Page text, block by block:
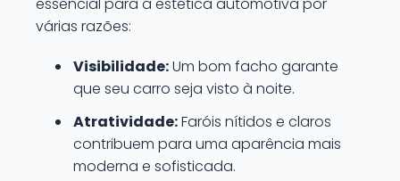
várias razões:
Visibilidade:Um bom facho garante
que seu carro seja visto à noite.
Atratividade:Faróis nítidos e claros
contribuem para uma aparência mais
moderna e sofisticada.